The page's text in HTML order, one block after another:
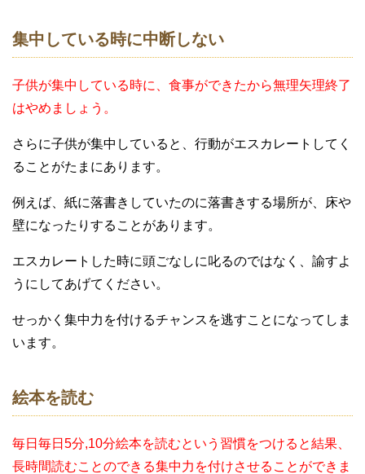
集中している時に中断しない
子供が集中している時に、食事ができたから無理矢理終了
はやめましょう。
さらに子供が集中していると、行動がエスカレートしてく
ることがたまにあります。
例えば、紙に落書きしていたのに落書きする場所が、床や
壁になったりすることがあります。
エスカレートした時に頭ごなしに叱るのではなく、諭すよ
うにしてあげてください。
せっかく集中力を付けるチャンスを逃すことになってしま
います。
絵本を読む
毎日毎日5分,10分絵本を読むという習慣をつけると結果、
長時間読むことのできる集中力を付けさせることができま